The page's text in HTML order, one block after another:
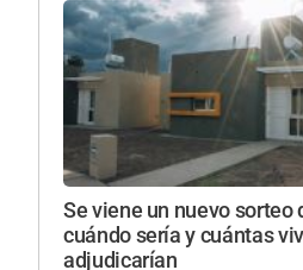
Se viene un nuevo sorteo
cuándo sería y cuántas
adjudicarían